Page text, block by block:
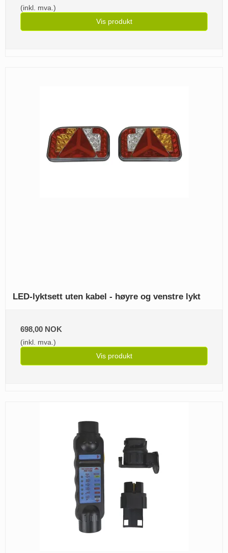
(inkl. mva.)
Vis produkt
LED-lyktsett uten kabel - høyre og venstre lykt
698,00 NOK
(inkl. mva.)
Vis produkt